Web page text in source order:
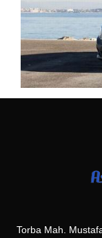
Torba Mah.